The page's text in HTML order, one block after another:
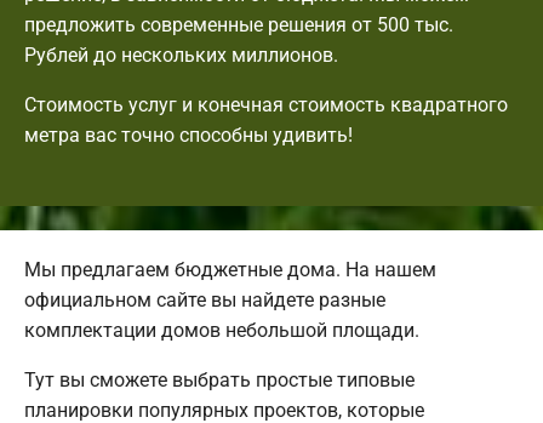
предложить современные решения от 500 тыс.
Рублей до нескольких миллионов.
Стоимость услуг и конечная стоимость квадратного
метра вас точно способны удивить!
Мы предлагаем бюджетные дома. На нашем
официальном сайте вы найдете разные
комплектации домов небольшой площади.
Тут вы сможете выбрать простые типовые
планировки популярных проектов, которые